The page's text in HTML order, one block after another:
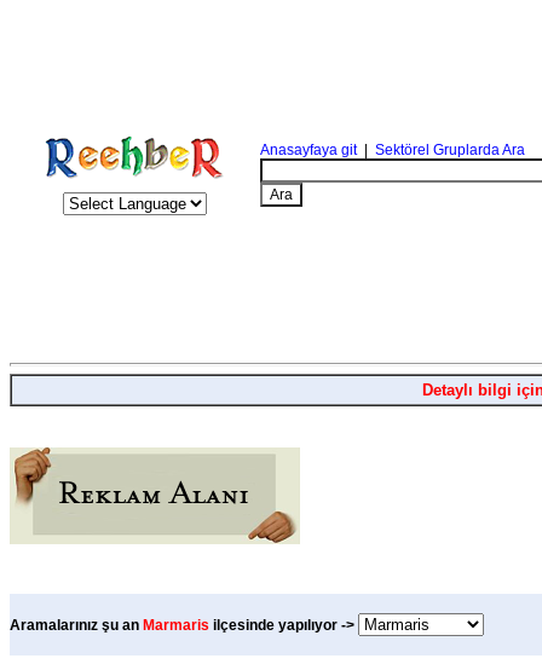
Anasayfaya git| Sektörel Gruplarda Ara
Detaylı bilgi
Aramalarınız şu an Marmaris ilçesinde yapılıyor ->